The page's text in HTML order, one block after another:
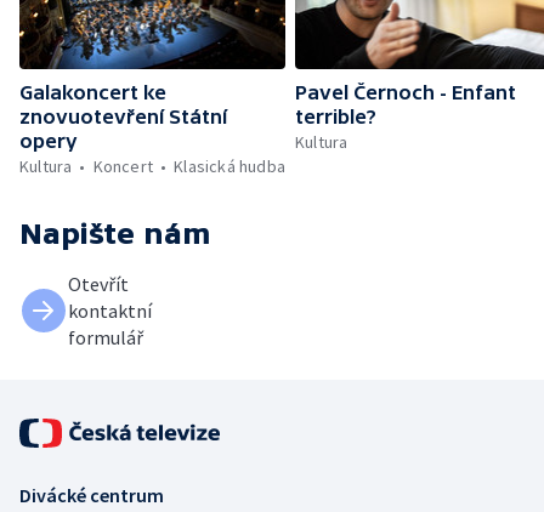
Galakoncert ke
znovuotevření Státní
opery
Kultura
Koncert Klasická hudba
Pavel Černoch - Enfant
terrible?
Kultura
Napište nám
Otevřít
kontaktní
formulář
Divácké centrum